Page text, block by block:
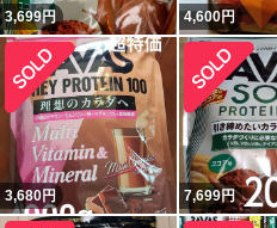
3,699円 4,600円
3,680円 7,699円